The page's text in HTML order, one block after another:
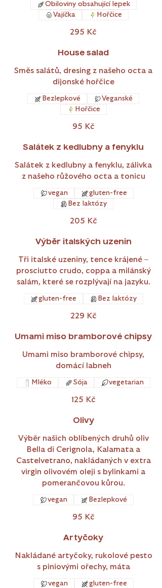
295 Kč
Obiloviny obsahující lepek
Vajíčka
Hořčice
House salad
Směs salátů, dresing z našeho octa a
dijonské hořčice
95 Kč
Bezlepkové
Veganské
Hořčice
Salátek z kedlubny a fenyklu
Salátek z kedlubny a fenyklu, zálivka
z našeho růžového octa a tonicu
205 Kč
vegan
gluten-free
Bez laktózy
Výběr italských uzenin
Tři italské uzeniny, tence krájené –
prosciutto crudo, coppa a milánský
salám, které se rozplývají na jazyku.
229 Kč
gluten-free Bez laktózy
Umami miso bramborové chipsy
Umami miso bramborové chipsy,
domácí labneh
125 Kč
Mléko Sója vegetarian
Olivy
Výběr našich oblíbených druhů oliv
Bella di Cerignola, Kalamata a
Castelvetrano, nakládaných v extra
virgin olivovém oleji s bylinkami a
pomerančovou kůrou.
95 Kč
vegan Bezlepkové
Artyčoky
Nakládané artyčoky, rukolové pesto
s piniovými ořechy, máta
vegan
gluten-free